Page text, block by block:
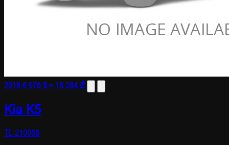
20166 976 $≈ 18 284 ₾
Kia K5
TL-210055